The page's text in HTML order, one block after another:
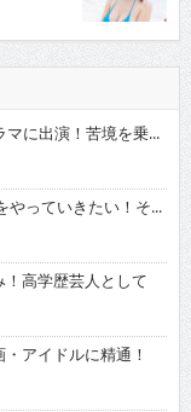
アイドルに精通！
は直線ではなくい